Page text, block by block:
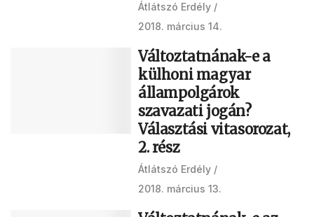
Átlátszó Erdély
2018. március 14.
Változtatnának-e a
külhoni magyar
állampolgárok
szavazati jogán?
Választási vitasorozat,
2. rész
Átlátszó Erdély
2018. március 13.